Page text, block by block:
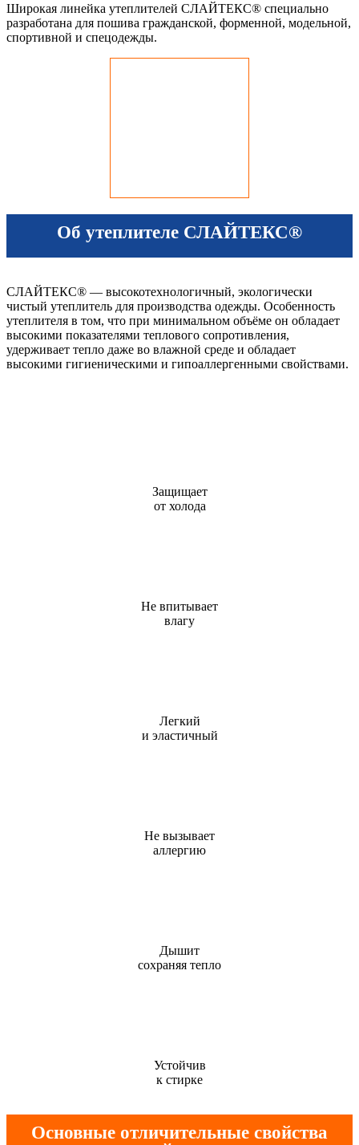
Широкая линейка утеплителей СЛАЙТЕКС® специально
разработана для пошива гражданской, форменной, модельной,
спортивной и спецодежды.
Об утеплителе СЛАЙТЕКС®
СЛАЙТЕКС® — высокотехнологичный, экологически
чистый утеплитель для производства одежды. Особенность
утеплителя в том, что при минимальном объёме он обладает
высокими показателями теплового сопротивления,
удерживает тепло даже во влажной среде и обладает
высокими гигиеническими и гипоаллергенными свойствами.
Защищает
от холода
Не впитывает
влагу
Легкий
и эластичный
Не вызывает
аллергию
Дышит
сохраняя тепло
Устойчив
к стирке
Основные отличительные свойства